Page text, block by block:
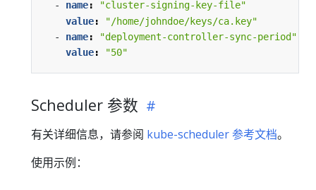
- name:
"cluster-signing-key-file"
value:
"/home/johndoe/keys/ca.key"
- name:
"deployment-controller-sync-period"
value: "50"
Scheduler 参数
有关详细信息，请参阅 kube-scheduler 参考文档。
使用示例：